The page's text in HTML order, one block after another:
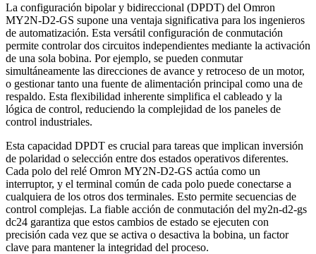
La configuración bipolar y bidireccional (DPDT) del Omron
MY2N-D2-GS supone una ventaja significativa para los ingenieros
de automatización. Esta versátil configuración de conmutación
permite controlar dos circuitos independientes mediante la activación
de una sola bobina. Por ejemplo, se pueden conmutar
simultáneamente las direcciones de avance y retroceso de un motor,
o gestionar tanto una fuente de alimentación principal como una de
respaldo. Esta flexibilidad inherente simplifica el cableado y la
lógica de control, reduciendo la complejidad de los paneles de
control industriales.
Esta capacidad DPDT es crucial para tareas que implican inversión
de polaridad o selección entre dos estados operativos diferentes.
Cada polo del relé Omron MY2N-D2-GS actúa como un
interruptor, y el terminal común de cada polo puede conectarse a
cualquiera de los otros dos terminales. Esto permite secuencias de
control complejas. La fiable acción de conmutación del my2n-d2-gs
dc24 garantiza que estos cambios de estado se ejecuten con
precisión cada vez que se activa o desactiva la bobina, un factor
clave para mantener la integridad del proceso.